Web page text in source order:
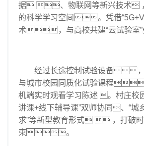
据 、物联网等新兴技术
的科学学习空间。凭借
术，与高校共建“云试验室
经过长途控制试验设备，
与城市校园同质化试验课程
机端实时观看学习陈述 。村庄校
讲课+线下辅导课”双师协同、“城
求”等新型教育形式  ，打破
束。